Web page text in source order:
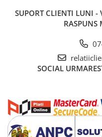
SUPORT CLIENTI LUNI -
RASPUNS
SOCIAL